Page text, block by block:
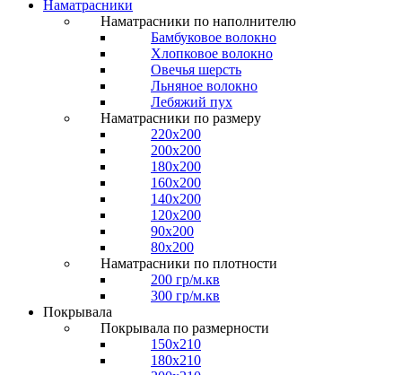
Наматрасники
Наматрасники по наполнителю
Бамбуковое волокно
Хлопковое волокно
Овечья шерсть
Льняное волокно
Лебяжий пух
Наматрасники по размеру
220x200
200x200
180x200
160x200
140x200
120x200
90x200
80x200
Наматрасники по плотности
200 гр/м.кв
300 гр/м.кв
Покрывала
Покрывала по размерности
150x210
180x210